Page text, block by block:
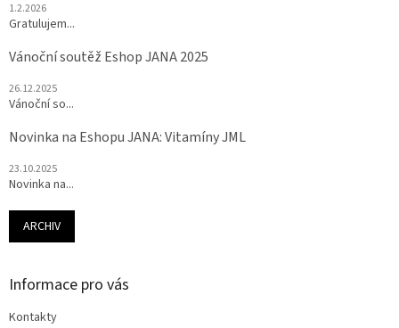
1.2.2026
Gratulujem...
Vánoční soutěž Eshop JANA 2025
26.12.2025
Vánoční so...
Novinka na Eshopu JANA: Vitamíny JML
23.10.2025
Novinka na...
ARCHIV
Informace pro vás
Kontakty